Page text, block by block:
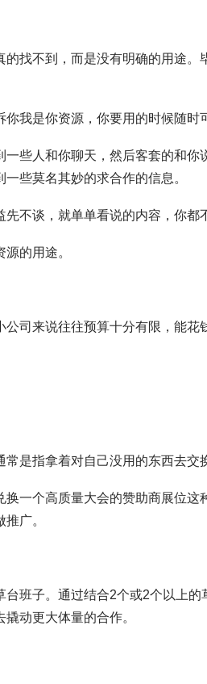
找不到，而是没有明确的用途
我是你资源，你要用的时候随时
些人和你聊天，然后客套的和
些莫名其妙的求合作的信息。
不谈，就单单看说的内容，你都
的用途。
司来说往往预算十分有限，能
是指拿着对自己没用的东西去交
一个高质量大会的赞助商展位
广。
班子。通过结合2个或2个以上
动更大体量的合作。